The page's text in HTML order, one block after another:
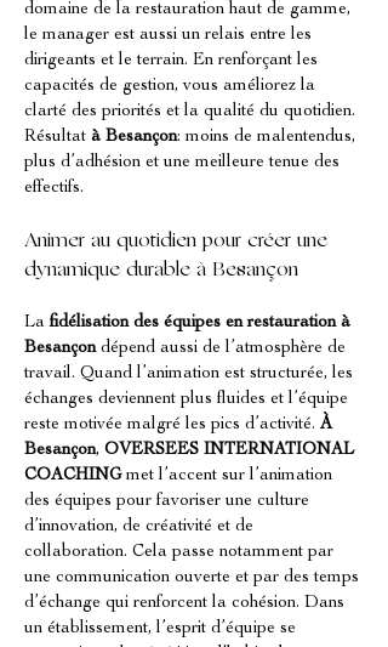
domaine de la restauration haut de gamme,
le manager est aussi un relais entre les
dirigeants et le terrain. En renforçant les
capacités de gestion, vous améliorez la
clarté des priorités et la qualité du quotidien.
Résultat à Besançon: moins de malentendus,
plus d’adhésion et une meilleure tenue des
effectifs.
Animer au quotidien pour créer une
dynamique durable à Besançon
La fidélisation des équipes en restauration à
Besançon dépend aussi de l’atmosphère de
travail. Quand l’animation est structurée, les
échanges deviennent plus fluides et l’équipe
reste motivée malgré les pics d’activité. À
Besançon, OVERSEES INTERNATIONAL
COACHING met l’accent sur l’animation
des équipes pour favoriser une culture
d’innovation, de créativité et de
collaboration. Cela passe notamment par
une communication ouverte et par des temps
d’échange qui renforcent la cohésion. Dans
un établissement, l’esprit d’équipe se